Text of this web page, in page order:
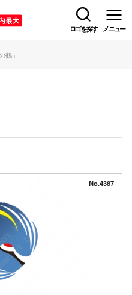
ロゴを探す メニュー
鶴」
No.4387